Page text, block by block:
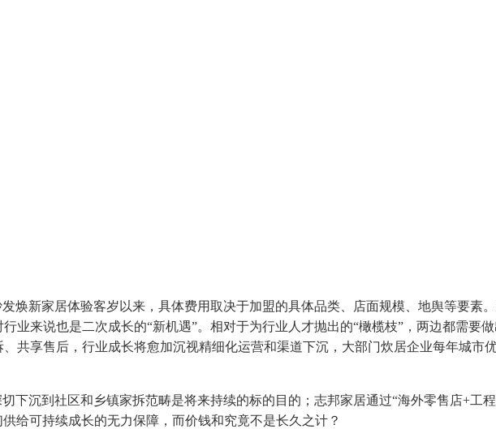
新家居体验客岁以来，具体费用取决于加盟的具体品类、店面规模、地舆等要素
业来说也是二次成长的“新机遇”。相对于为行业人才抛出的“橄榄枝”，两边都需要
共享售后，行业成长将愈加沉视精细化运营和渠道下沉，大部门炊居企业每年城市
沉到社区和乡镇家拆范畴是将来持续的标的目的；志邦家居通过“海外零售店+工
给可持续成长的无力保障，而价钱和究竟不是长久之计？